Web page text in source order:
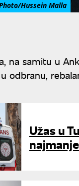
Hussein Malla
na samitu u
odbranu,
Užas u